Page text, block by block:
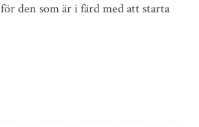
den som är i färd med att starta